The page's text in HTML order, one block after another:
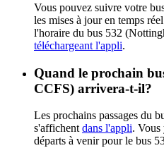
Vous pouvez suivre votre
les mises à jour en temps
l'horaire du bus 532
téléchargeant l'appli.
Quand le prochain
CCFS) arrivera-t-il?
Les prochains passages du
s'affichent dans l'appli. Vous
départs à venir pour le bus